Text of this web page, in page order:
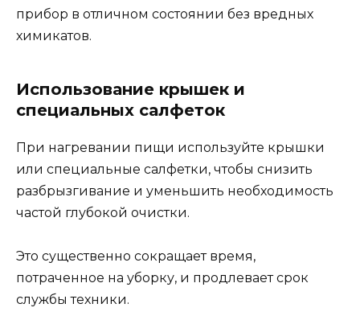
прибор в отличном состоянии без вредных
химикатов.
Использование крышек и
специальных салфеток
При нагревании пищи используйте крышки
или специальные салфетки, чтобы снизить
разбрызгивание и уменьшить необходимость
частой глубокой очистки.
Это существенно сокращает время,
потраченное на уборку, и продлевает срок
службы техники.